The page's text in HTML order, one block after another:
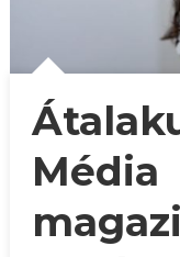
Média